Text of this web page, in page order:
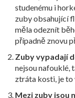
studenému i
zuby obsahující
měla odeznít
případně znovu
Zuby vypadají
nejsou nafouklé,
ztráta kosti, je to
Mezi zuby jsou